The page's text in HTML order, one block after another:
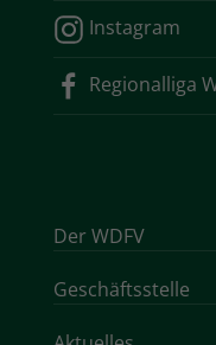
Instagram
Regionalliga
Der WDFV
Geschäftsstelle